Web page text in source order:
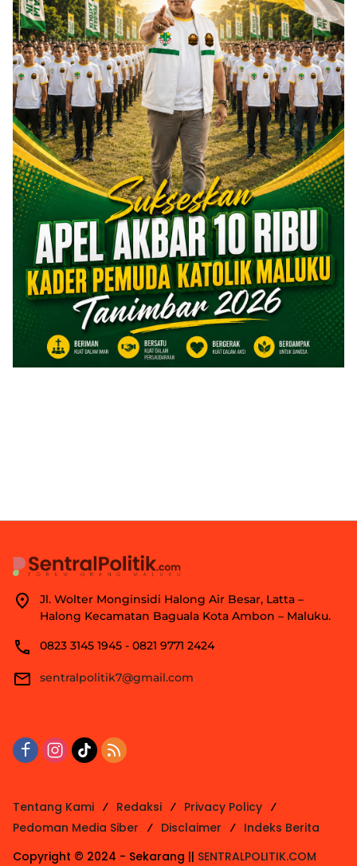
Jl. Wolter Monginsidi Halong Air Besar, Latta –
Halong Kecamatan Baguala Kota Ambon – Maluku.
0823 3145 1945 - 0821 9771 2424
sentralpolitik7@gmail.com
Tentang Kami Redaksi
Privacy Policy
Pedoman Media Siber
Disclaimer
Indeks Berita
Copyright © 2024 - Sekarang || SENTRALPOLITIK.COM